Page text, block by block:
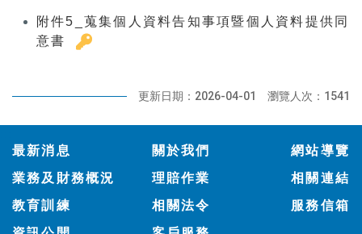
附件5_蒐集個人資料告知事項暨個人資料提供同
意書
更新日期：2026-04-01 瀏覽人次：1541
最新消息
關於我們
業務及財務概況
理賠作業
教育訓練
相關法令
網站導覽
相關連結
服務信箱